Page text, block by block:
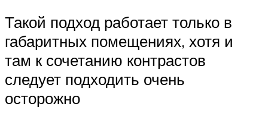
Такой подход работает только в
габаритных помещениях, хотя и
там к сочетанию контрастов
следует подходить очень
осторожно